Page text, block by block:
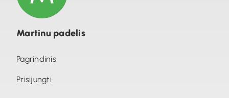
Martinu padelis
Pagrindinis
Prisijungti